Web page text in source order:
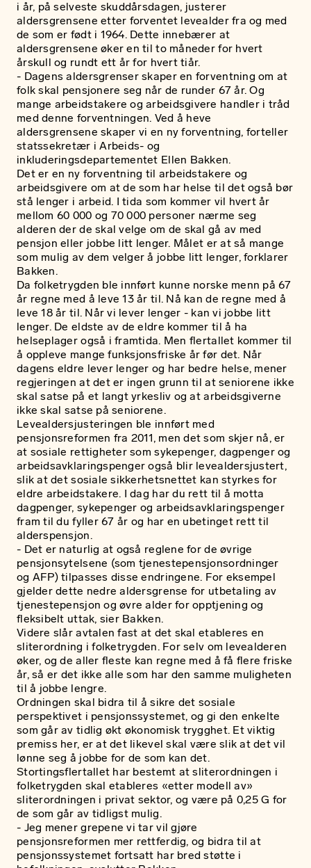
i år, på selveste skuddårsdagen, justerer
aldersgrensene etter forventet levealder fra og med
de som er født i 1964. Dette innebærer at
aldersgrensene øker en til to måneder for hvert
årskull og rundt ett år for hvert tiår.
- Dagens aldersgrenser skaper en forventning om at
folk skal pensjonere seg når de runder 67 år. Og
mange arbeidstakere og arbeidsgivere handler i tråd
med denne forventningen. Ved å heve
aldersgrensene skaper vi en ny forventning, forteller
statssekretær i Arbeids- og
inkluderingsdepartementet Ellen Bakken.
Det er en ny forventning til arbeidstakere og
arbeidsgivere om at de som har helse til det også bør
stå lenger i arbeid. I tida som kommer vil hvert år
mellom 60 000 og 70 000 personer nærme seg
alderen der de skal velge om de skal gå av med
pensjon eller jobbe litt lenger. Målet er at så mange
som mulig av dem velger å jobbe litt lenger, forklarer
Bakken.
Da folketrygden ble innført kunne norske menn på 67
år regne med å leve 13 år til. Nå kan de regne med å
leve 18 år til. Når vi lever lenger - kan vi jobbe litt
lenger. De eldste av de eldre kommer til å ha
helseplager også i framtida. Men flertallet kommer til
å oppleve mange funksjonsfriske år før det. Når
dagens eldre lever lenger og har bedre helse, mener
regjeringen at det er ingen grunn til at seniorene ikke
skal satse på et langt yrkesliv og at arbeidsgiverne
ikke skal satse på seniorene.
Levealdersjusteringen ble innført med
pensjonsreformen fra 2011, men det som skjer nå, er
at sosiale rettigheter som sykepenger, dagpenger og
arbeidsavklaringspenger også blir levealdersjustert,
slik at det sosiale sikkerhetsnettet kan styrkes for
eldre arbeidstakere. I dag har du rett til å motta
dagpenger, sykepenger og arbeids­avklarings­penger
fram til du fyller 67 år og har en ubetinget rett til
alderspensjon.
- Det er naturlig at også reglene for de øvrige
pensjonsytelsene (som tjenestepensjonsordninger
og AFP) tilpasses disse endringene. For eksempel
gjelder dette nedre aldersgrense for utbetaling av
tjenestepensjon og øvre alder for opptjening og
fleksibelt uttak, sier Bakken.
Videre slår avtalen fast at det skal etableres en
sliterordning i folketrygden. For selv om levealderen
øker, og de aller fleste kan regne med å få flere friske
år, så er det ikke alle som har den samme muligheten
til å jobbe lengre.
Ordningen skal bidra til å sikre det sosiale
perspektivet i pensjonssystemet, og gi den enkelte
som går av tidlig økt økonomisk trygghet. Et viktig
premiss her, er at det likevel skal være slik at det vil
lønne seg å jobbe for de som kan det.
Stortingsflertallet har bestemt at sliterordningen i
folketrygden skal etableres «etter modell av»
sliterordningen i privat sektor, og være på 0,25 G for
de som går av tidligst mulig.
- Jeg mener grepene vi tar vil gjøre
pensjonsreformen mer rettferdig, og bidra til at
pensjonssystemet fortsatt har bred støtte i